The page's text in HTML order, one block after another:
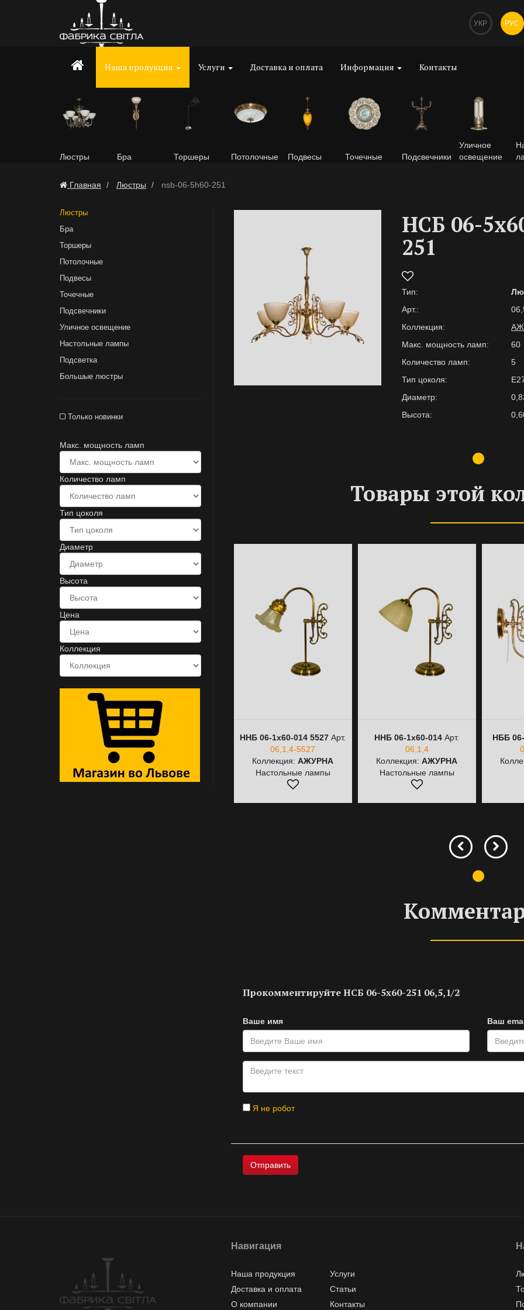
УКР РУС
Наша продукция Услуги Доставка и оплата Информация Контакты
Люстры Бра Торшеры Потолочные Подвесы Точечные Подсвечники
Уличное
освещение
Главная Люстры nsb-06-5h60-251
Люстры
Бра
Торшеры
Потолочные
Подвесы
Точечные
Подсвечники
Уличное освещение
Настольные лампы
Подсветка
Большые люстры
Только новинки
Макс. мощность ламп
Количество ламп
Тип цоколя
Диаметр
Высота
Цена
Коллекция
НСБ 06-
251
Тип:
Арт.:
Коллекция:
Макс. мощность ламп:
60
Количество ламп:
5
Тип цоколя:
Диаметр:
Высота:
Товары этой
ННБ 06-1х60-014 5527 Арт.
06,1,4-5527
Коллекция: АЖУРНА
Настольные лампы
ННБ 06-1х60-014 Арт.
06,1,4
Коллекция: АЖУРНА
Настольные лампы
НББ
Прокомментируйте НСБ 06-5х60-251 06,5,1/2
Ваше имя Ваш
Я не робот
Навигация
Наша продукция
Услуги
Доставка и оплата
Статьи
О компании
Контакты